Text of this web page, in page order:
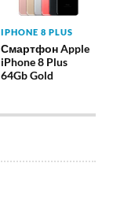
IPHONE 8 PLUS
Смартфон Apple
iPhone 8 Plus
64Gb Gold